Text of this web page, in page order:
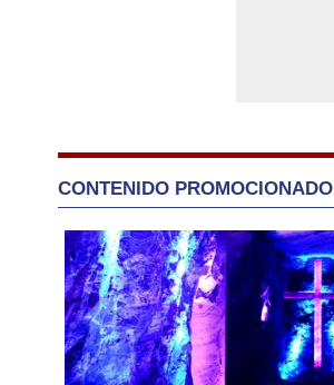
CONTENIDO PROMOCIONADO